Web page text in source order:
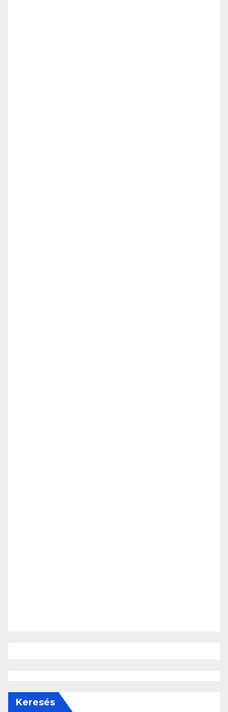
Keresés